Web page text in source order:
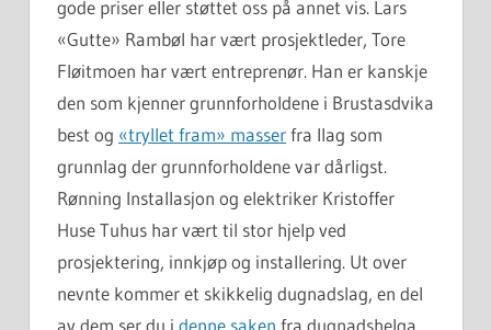
gode priser eller støttet oss på annet vis. Lars
«Gutte» Rambøl har vært prosjektleder, Tore
Fløitmoen har vært entreprenør. Han er kanskje
den som kjenner grunnforholdene i Brustasdvika
best og «tryllet fram» masserfra Ilag som
grunnlag der grunnforholdene var dårligst.
Rønning Installasjon og elektriker Kristoffer
Huse Tuhus har vært til stor hjelp ved
prosjektering, innkjøp og installering. Ut over
nevnte kommer et skikkelig dugnadslag, en del
av dem ser du i denne saken fra dugnadshelga